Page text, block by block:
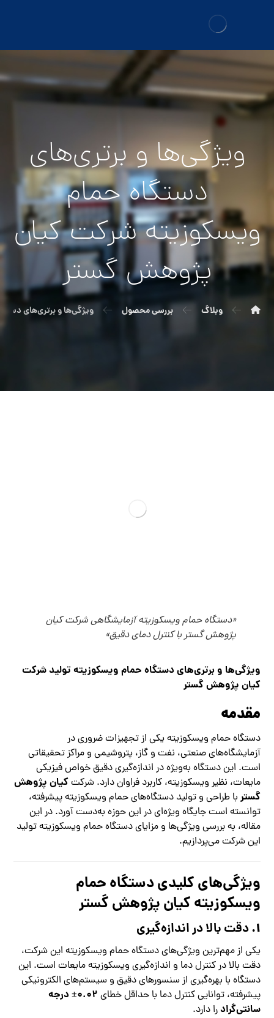
ویژگی‌ها و برتری‌های
دستگاه حمام
ویسکوزیته شرکت کیان
پژوهش گستر
وبلاگ بررسی محصول ویژگی‌ها و برتری‌های
«دستگاه حمام ویسکوزیته آزمایشگاهی شرکت کیان
پژوهش گستر با کنترل دمای دقیق»
ویژگی‌ها و برتری‌های دستگاه حمام ویسکوزیته تولید شرکت
کیان پژوهش گستر
مقدمه
دستگاه حمام ویسکوزیته یکی از تجهیزات ضروری در
آزمایشگاه‌های صنعتی، نفت و گاز، پتروشیمی و مراکز تحقیقاتی
است. این دستگاه به‌ویژه در اندازه‌گیری دقیق خواص فیزیکی
مایعات، نظیر ویسکوزیته، کاربرد فراوان دارد. شرکتکیان پژوهش
گستر با طراحی و تولید دستگاه‌های حمام ویسکوزیته پیشرفته،
توانسته است جایگاه ویژه‌ای در این حوزه به‌دست آورد. در این
مقاله، به بررسی ویژگی‌ها و مزایای دستگاه حمام ویسکوزیته تولید
این شرکت می‌پردازیم.
ویژگی‌های کلیدی دستگاه حمام
ویسکوزیته کیان پژوهش گستر
۱. دقت بالا در اندازه‌گیری
یکی از مهم‌ترین ویژگی‌های دستگاه حمام ویسکوزیته این شرکت،
دقت بالا در کنترل دما و اندازه‌گیری ویسکوزیته مایعات است. این
دستگاه با بهره‌گیری از سنسورهای دقیق و سیستم‌های الکترونیکی
پیشرفته، توانایی کنترل دما با حداقل خطای
‎±۰.۰۲ درجه
سانتی‌گراد را دارد.